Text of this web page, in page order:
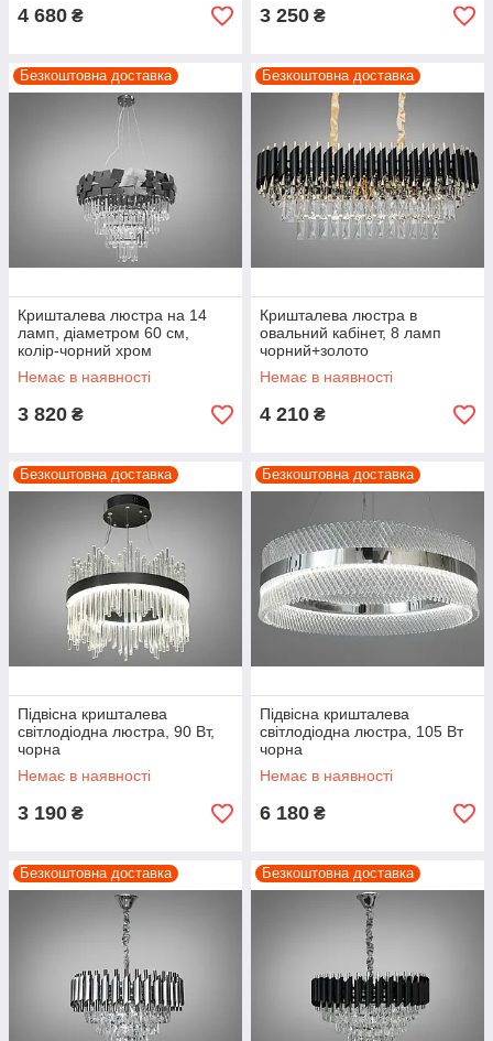
4 680 ₴ 3 250 ₴
Безкоштовна доставка
Кришталева люстра на 14
ламп, діаметром 60 см,
колір-чорний хром
Немає в наявності
3 820 ₴
Безкоштовна доставка
Кришталева люстра в
овальний кабінет, 8 ламп
чорний+золото
Немає в наявності
4 210 ₴
Безкоштовна доставка
Підвісна кришталева
світлодіодна люстра, 90 Вт,
чорна
Немає в наявності
3 190 ₴
Безкоштовна доставка
Підвісна кришталева
світлодіодна люстра, 105 Вт
чорна
Немає в наявності
6 180 ₴
Безкоштовна доставка Безкоштовна доставка